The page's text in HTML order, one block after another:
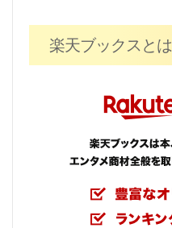
楽天ブックスとは